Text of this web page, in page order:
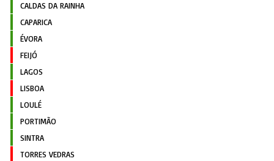
CALDAS DA RAINHA
CAPARICA
ÉVORA
FEIJÓ
LAGOS
LISBOA
LOULÉ
PORTIMÃO
SINTRA
TORRES VEDRAS